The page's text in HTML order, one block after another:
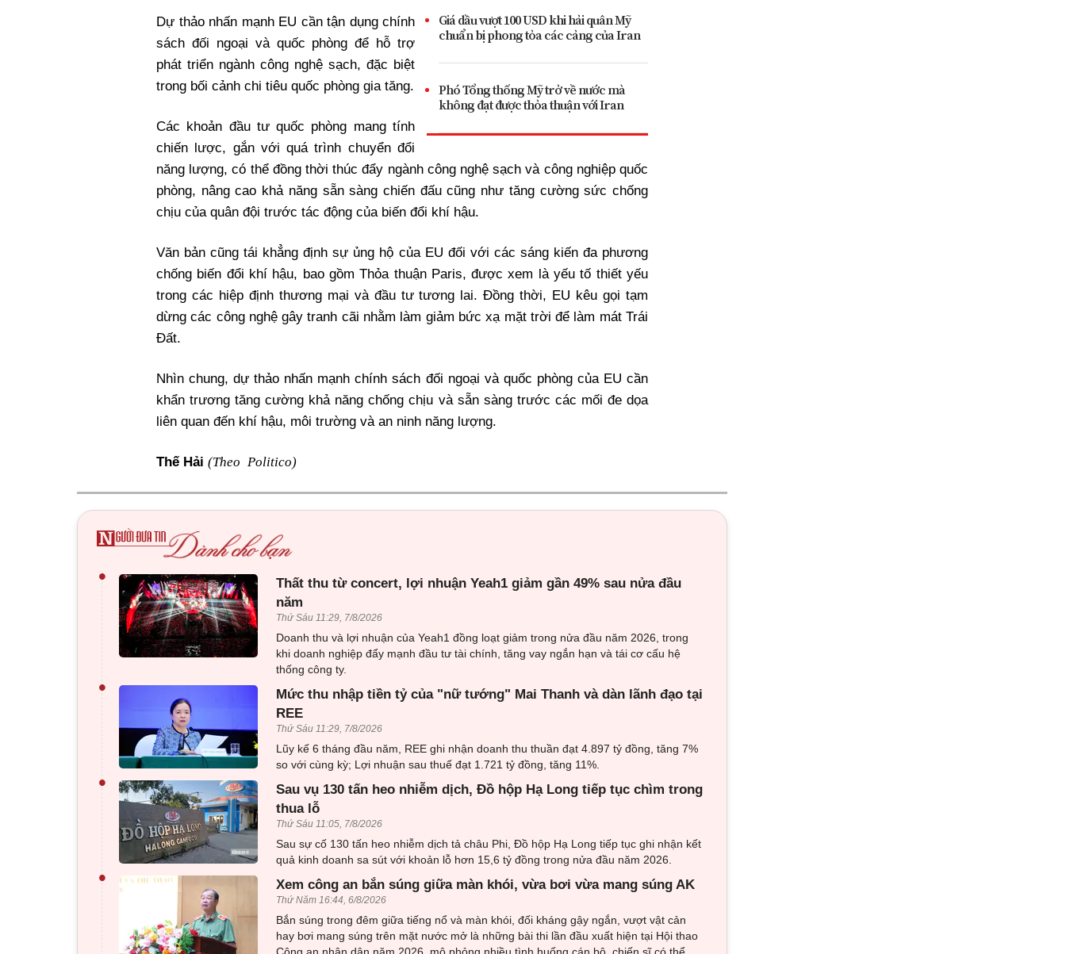
Giá dầu vượt 100 USD khi hải quân Mỹ
chuẩn bị phong tỏa các cảng của Iran
Phó Tổng thống Mỹ trở về nước mà
không đạt được thỏa thuận với Iran
Dự thảo nhấn mạnh EU cần tận dụng chính
sách đối ngoại và quốc phòng để hỗ trợ
phát triển ngành công nghệ sạch, đặc biệt
trong bối cảnh chi tiêu quốc phòng gia tăng.
Các khoản đầu tư quốc phòng mang tính
chiến lược, gắn với quá trình chuyển đổi
năng lượng, có thể đồng thời thúc đẩy ngành công nghệ sạch và công nghiệp quốc
phòng, nâng cao khả năng sẵn sàng chiến đấu cũng như tăng cường sức chống
chịu của quân đội trước tác động của biến đổi khí hậu.
Văn bản cũng tái khẳng định sự ủng hộ của EU đối với các sáng kiến đa phương
chống biến đổi khí hậu, bao gồm Thỏa thuận Paris, được xem là yếu tố thiết yếu
trong các hiệp định thương mại và đầu tư tương lai. Đồng thời, EU kêu gọi tạm
dừng các công nghệ gây tranh cãi nhằm làm giảm bức xạ mặt trời để làm mát Trái
Đất.
Nhìn chung, dự thảo nhấn mạnh chính sách đối ngoại và quốc phòng của EU cần
khẩn trương tăng cường khả năng chống chịu và sẵn sàng trước các mối đe dọa
liên quan đến khí hậu, môi trường và an ninh năng lượng.
Thế Hải (Theo Politico)
•
Thất thu từ concert, lợi nhuận Yeah1 giảm gần 49% sau nửa đầu
năm
Thứ Sáu 11:29, 7/8/2026
Doanh thu và lợi nhuận của Yeah1 đồng loạt giảm trong nửa đầu năm 2026, trong
khi doanh nghiệp đẩy mạnh đầu tư tài chính, tăng vay ngắn hạn và tái cơ cấu hệ
thống công ty.
•
Mức thu nhập tiền tỷ của "nữ tướng" Mai Thanh và dàn lãnh đạo tại
REE
Thứ Sáu 11:29, 7/8/2026
Lũy kế 6 tháng đầu năm, REE ghi nhận doanh thu thuần đạt 4.897 tỷ đồng, tăng 7%
so với cùng kỳ; Lợi nhuận sau thuế đạt 1.721 tỷ đồng, tăng 11%.
•
Sau vụ 130 tấn heo nhiễm dịch, Đồ hộp Hạ Long tiếp tục chìm trong
thua lỗ
Thứ Sáu 11:05, 7/8/2026
Sau sự cố 130 tấn heo nhiễm dịch tả châu Phi, Đồ hộp Hạ Long tiếp tục ghi nhận kết
quả kinh doanh sa sút với khoản lỗ hơn 15,6 tỷ đồng trong nửa đầu năm 2026.
• Xem công an bắn súng giữa màn khói, vừa bơi vừa mang súng AK
Thứ Năm 16:44, 6/8/2026
Bắn súng trong đêm giữa tiếng nổ và màn khói, đối kháng gậy ngắn, vượt vật cản
hay bơi mang súng trên mặt nước mở là những bài thi lần đầu xuất hiện tại Hội thao
Công an nhân dân năm 2026, mô phỏng nhiều tình huống cán bộ, chiến sĩ có thể